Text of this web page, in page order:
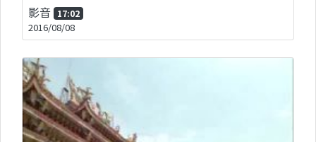
影音 17:02
2016/08/08